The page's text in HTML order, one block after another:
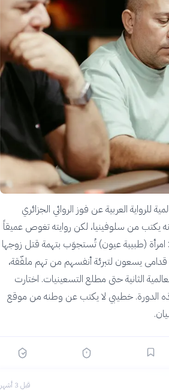
العالمية للرواية العربية عن فوز الروائي الجزائري
يكتب من سلوفينيا، لكن روايته تغوص عميقاً
امرأة (طبيبة عيون) تُستجوَب بتهمة قتل زوجها
يسعون لتبرئة أنفسهم من تهم ملفّقة،
الثانية حتى مطلع التسعينيات. اختارت
بين 137 عملاً ترشحت لهذه الدورة. خطيبي لا يكتب عن وطنه من موقع
قبل 3 أشهر